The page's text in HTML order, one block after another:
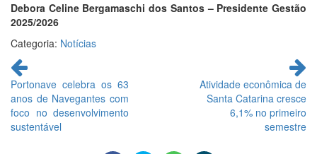
Debora Celine Bergamaschi dos Santos – Presidente Gestão
2025/2026
Categoria: Notícias
Continue
lendo
Portonave celebra os 63
anos de Navegantes com
foco no desenvolvimento
sustentável
Atividade econômica de
Santa Catarina cresce
6,1% no primeiro
semestre